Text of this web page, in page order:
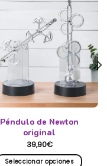
Péndulo de Newton
original
39,90€
Seleccionar opciones